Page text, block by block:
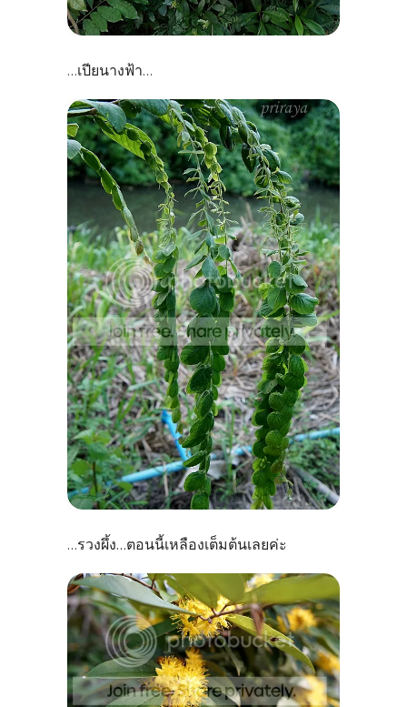
...เปียนางฟ้า...
...รวงผึ้ง...ตอนนี้เหลืองเต็มต้นเลยค่ะ